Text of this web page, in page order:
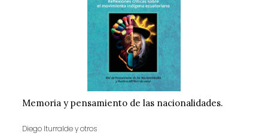
Memoria y pensamiento de las nacionalidades.
Diego Iturralde y otros